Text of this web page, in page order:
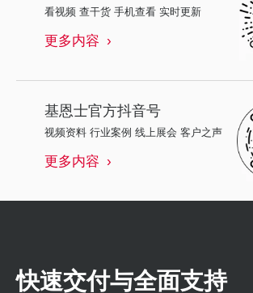
看视频 查干货 手机查看 实时更新
更多内容
基恩士官方抖音号
视频资料 行业案例 线上展会 客户之声
更多内容
快速交付与全面支持